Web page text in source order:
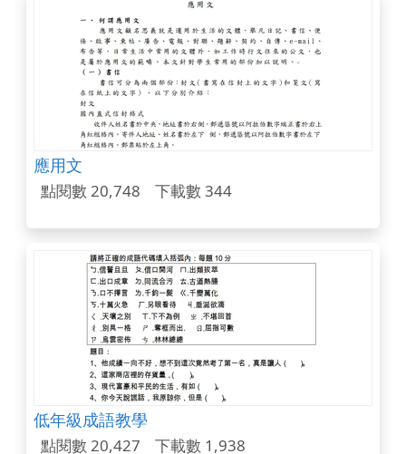
應用文
點閱數 20,748 下載數 344
低年級成語教學
點閱數 20,427 下載數 1,938